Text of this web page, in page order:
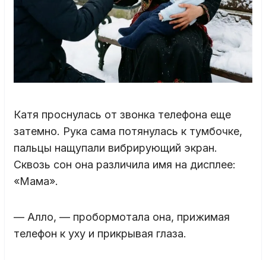
Катя проснулась от звонка телефона еще
затемно. Рука сама потянулась к тумбочке,
пальцы нащупали вибрирующий экран.
Сквозь сон она различила имя на дисплее:
«Мама».
— Алло, — пробормотала она, прижимая
телефон к уху и прикрывая глаза.